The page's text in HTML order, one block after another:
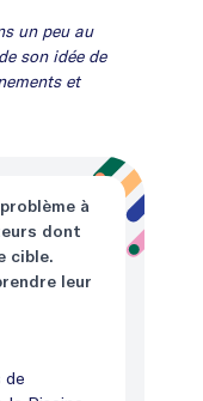
un peu au
son idée de
et
à
dont
cible.
leur
de